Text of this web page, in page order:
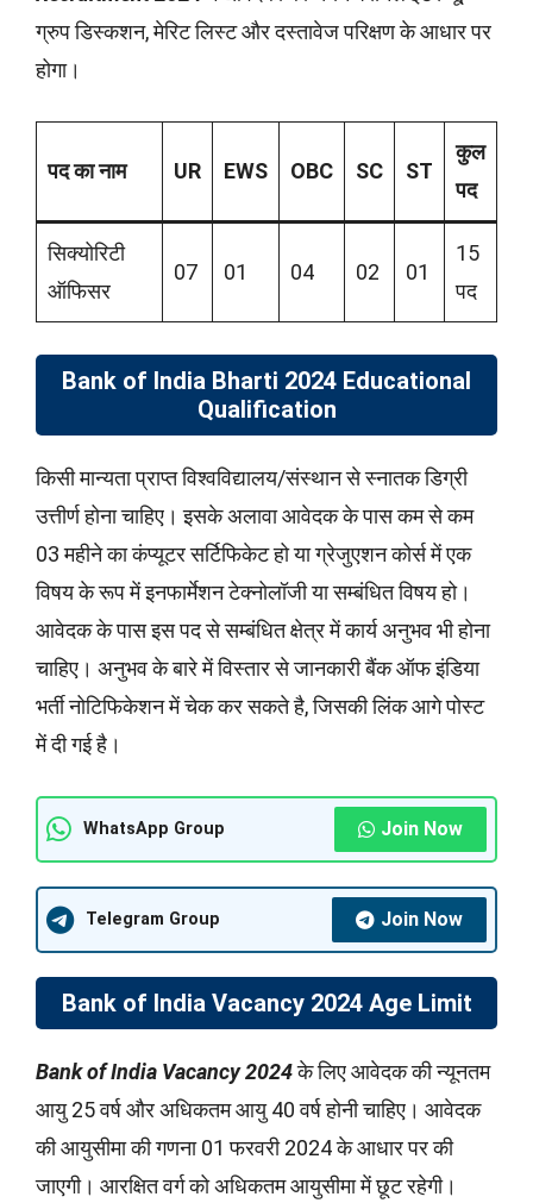
ग्रुप डिस्कशन, मेरिट लिस्ट और दस्तावेज परिक्षण के आधार पर
होगा।
पद का नाम UR EWS OBC SC ST
कुल
पद
सिक्योरिटी
ऑफिसर
07 01 04 02 01
15
पद
Bank of India Bharti 2024 Educational
Qualification
किसी मान्यता प्राप्त विश्वविद्यालय/संस्थान से स्नातक डिग्री
उत्तीर्ण होना चाहिए। इसके अलावा आवेदक के पास कम से कम
03 महीने का कंप्यूटर सर्टिफिकेट हो या ग्रेजुएशन कोर्स में एक
विषय के रूप में इनफार्मेशन टेक्नोलॉजी या सम्बंधित विषय हो।
आवेदक के पास इस पद से सम्बंधित क्षेत्र में कार्य अनुभव भी होना
चाहिए। अनुभव के बारे में विस्तार से जानकारी बैंक ऑफ इंडिया
भर्ती नोटिफिकेशन में चेक कर सकते है, जिसकी लिंक आगे पोस्ट
में दी गई है।
WhatsApp Group Join Now
Telegram Group Join Now
Bank of India Vacancy 2024 Age Limit
Bank of India Vacancy 2024के लिए आवेदक की न्यूनतम
आयु 25 वर्ष और अधिकतम आयु 40 वर्ष होनी चाहिए। आवेदक
की आयुसीमा की गणना 01 फरवरी 2024 के आधार पर की
जाएगी। आरक्षित वर्ग को अधिकतम आयुसीमा में छूट रहेगी।